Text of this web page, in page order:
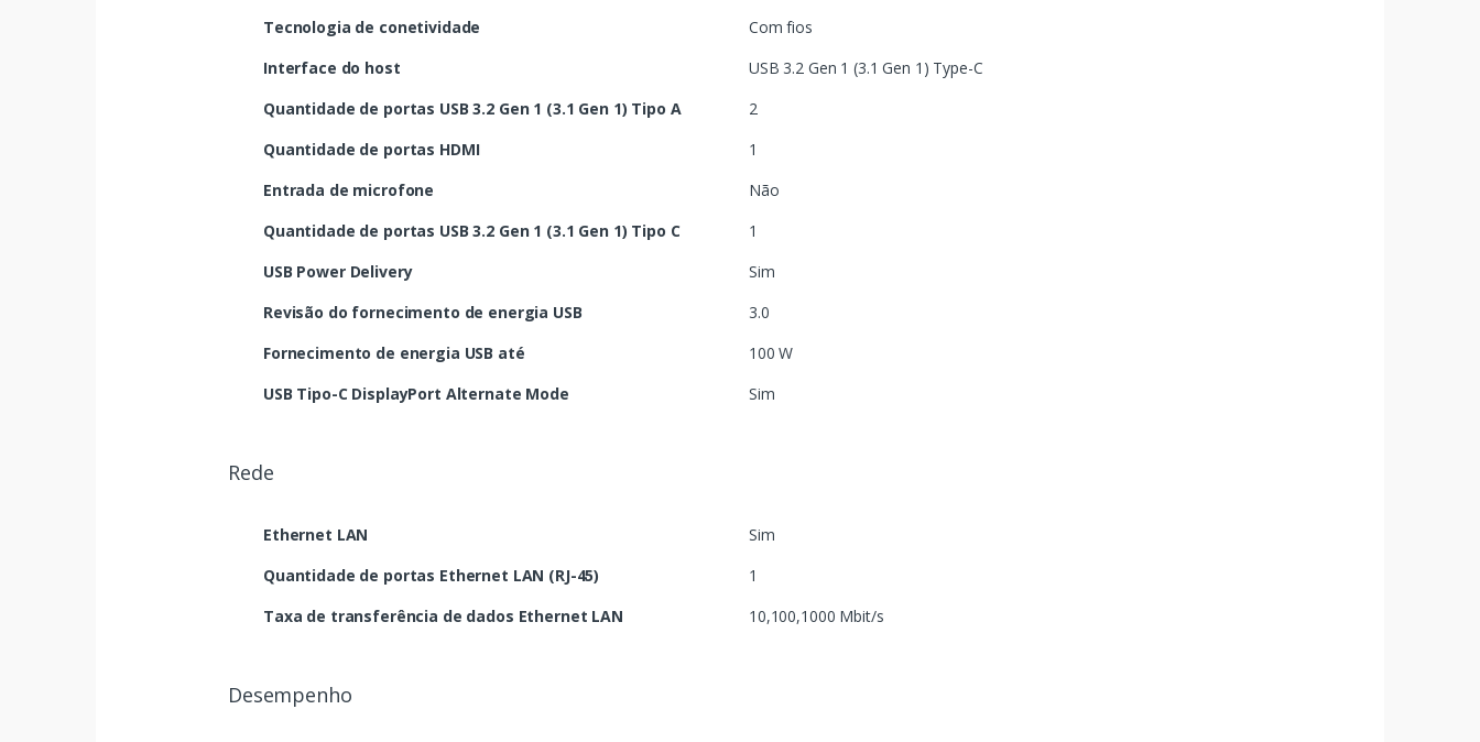
Tecnologia de conetividade
Com fios
Interface do host
USB 3.2 Gen 1 (3.1 Gen 1) Type-C
Quantidade de portas USB 3.2 Gen 1 (3.1 Gen 1) Tipo A
2
Quantidade de portas HDMI
1
Entrada de microfone
Não
Quantidade de portas USB 3.2 Gen 1 (3.1 Gen 1) Tipo C
1
USB Power Delivery
Sim
Revisão do fornecimento de energia USB
3.0
Fornecimento de energia USB até
100 W
USB Tipo-C DisplayPort Alternate Mode
Sim
Rede
Ethernet LAN
Sim
Quantidade de portas Ethernet LAN (RJ-45)
1
Taxa de transferência de dados Ethernet LAN
10,100,1000 Mbit/s
Desempenho